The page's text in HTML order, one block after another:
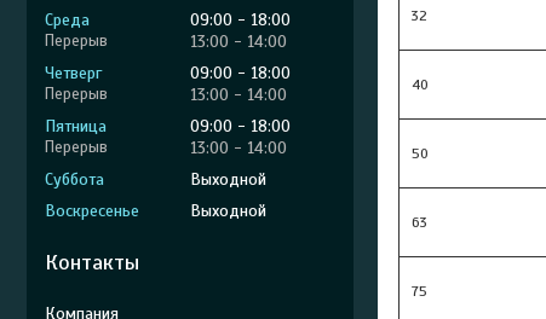
32
40
50
63
75
Среда
09:00
18:00
13:00
14:00
Четверг
09:00
18:00
13:00
14:00
Пятница
09:00
18:00
13:00
14:00
Суббота
Выходной
Воскресенье
Выходной
Контакты